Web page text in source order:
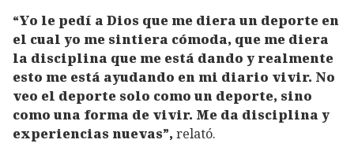
“Yo le pedí a Dios que me diera un deporte en
el cual yo me sintiera cómoda, que me diera
la disciplina que me está dando y realmente
esto me está ayudando en mi diario vivir. No
veo el deporte solo como un deporte, sino
como una forma de vivir. Me da disciplina y
experiencias nuevas”, relató.